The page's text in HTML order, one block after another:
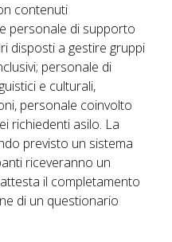
contenuti
personale di supporto
disposti a gestire gruppi
personale di
e culturali,
personale coinvolto
richiedenti asilo. La
previsto un sistema
riceveranno un
il completamento
di un questionario